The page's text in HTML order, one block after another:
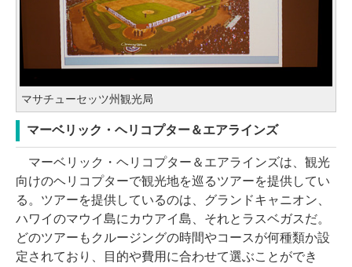
マサチューセッツ州観光局
マーベリック・ヘリコプター＆エアラインズ
マーベリック・ヘリコプター＆エアラインズは、観光
向けのヘリコプターで観光地を巡るツアーを提供してい
る。ツアーを提供しているのは、グランドキャニオン、
ハワイのマウイ島にカウアイ島、それとラスベガスだ。
どのツアーもクルージングの時間やコースが何種類か設
定されており、目的や費用に合わせて選ぶことができ